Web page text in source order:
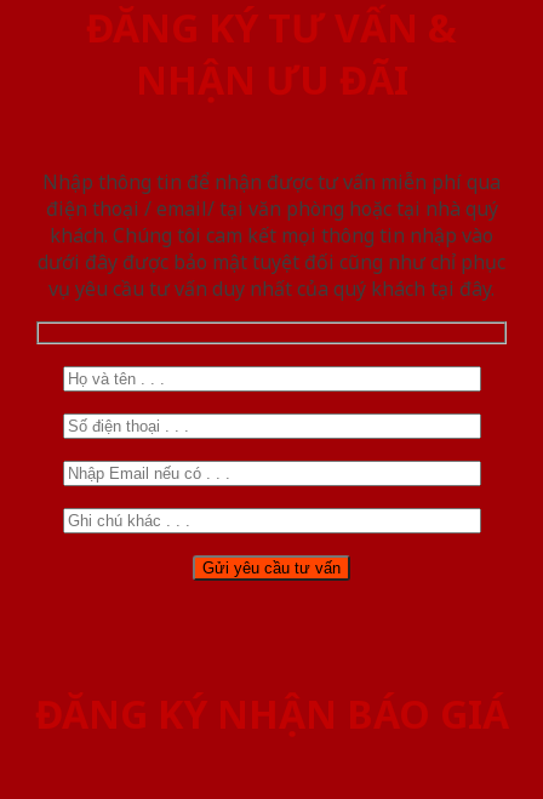
ĐĂNG KÝ TƯ VẤN &
NHẬN ƯU ĐÃI
Nhập thông tin để nhận được tư vấn miễn phí qua
điện thoại / email/ tại văn phòng hoặc tại nhà quý
khách. Chúng tôi cam kết mọi thông tin nhập vào
dưới đây được bảo mật tuyệt đối cũng như chỉ phục
vụ yêu cầu tư vấn duy nhất của quý khách tại đây.
ĐĂNG KÝ NHẬN BÁO GIÁ